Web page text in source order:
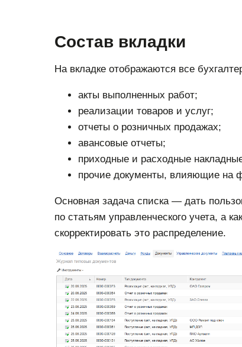
Состав вкладки
На вкладке отображаются все
акты выполненных работ;
реализации товаров и услуг;
отчеты о розничных продажах;
авансовые отчеты;
приходные и расходные
прочие документы, влияющие на
Основная задача списка — дать
по статьям управленческого учета, а
скорректировать это распределение.